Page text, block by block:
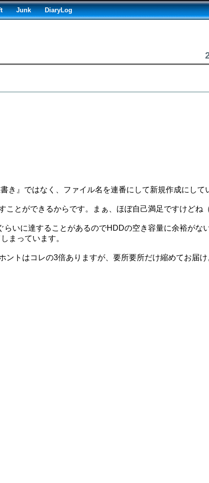
Junk DiaryLog
き』ではなく、ファイル名を連番にして新規作成にして
ことができるからです。まぁ、ほぼ自己満足ですけどね
いに達することがあるのでHDDの空き容量に余裕がな
まっています。
トはコレの3倍ありますが、要所要所だけ縮めてお届け